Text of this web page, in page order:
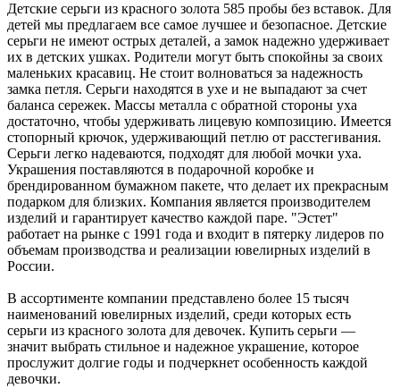
Детские серьги из красного золота 585 пробы без вставок. Для
детей мы предлагаем все самое лучшее и безопасное. Детские
серьги не имеют острых деталей, а замок надежно удерживает
их в детских ушках. Родители могут быть спокойны за своих
маленьких красавиц. Не стоит волноваться за надежность
замка петля. Серьги находятся в ухе и не выпадают за счет
баланса сережек. Массы металла с обратной стороны уха
достаточно, чтобы удерживать лицевую композицию. Имеется
стопорный крючок, удерживающий петлю от расстегивания.
Серьги легко надеваются, подходят для любой мочки уха.
Украшения поставляются в подарочной коробке и
брендированном бумажном пакете, что делает их прекрасным
подарком для близких. Компания является производителем
изделий и гарантирует качество каждой паре. "Эстет"
работает на рынке с 1991 года и входит в пятерку лидеров по
объемам производства и реализации ювелирных изделий в
России.
В ассортименте компании представлено более 15 тысяч
наименований ювелирных изделий, среди которых есть
серьги из красного золота для девочек. Купить серьги —
значит выбрать стильное и надежное украшение, которое
прослужит долгие годы и подчеркнет особенность каждой
девочки.